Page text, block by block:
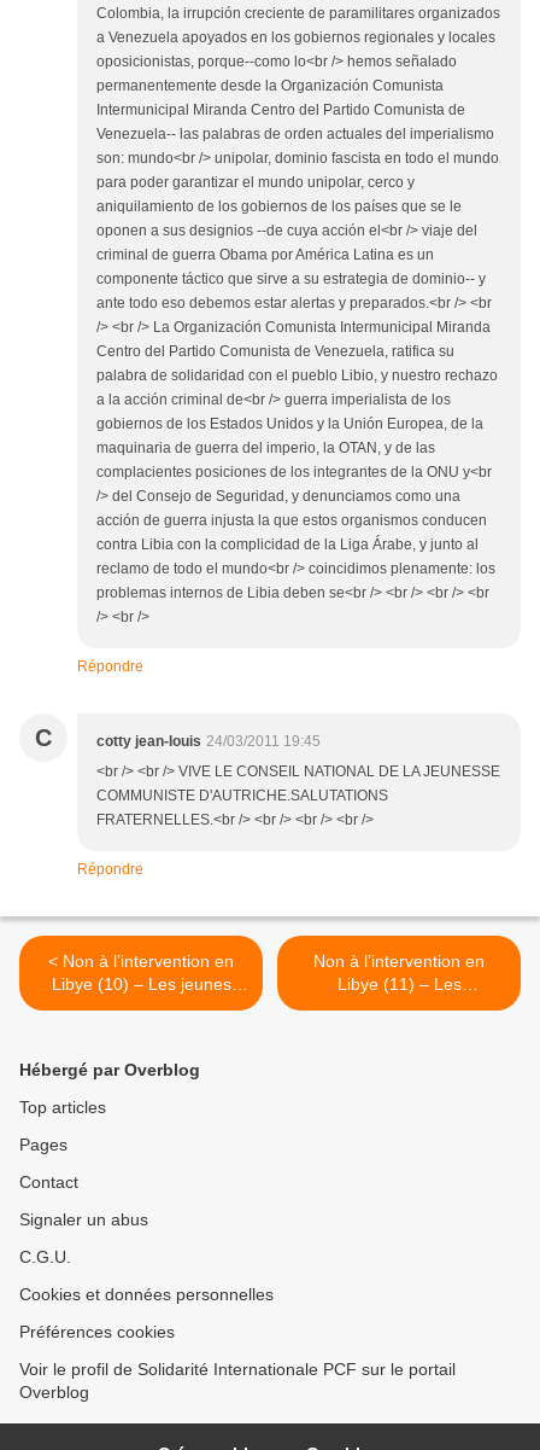
Colombia, la irrupción creciente de paramilitares organizados
a Venezuela apoyados en los gobiernos regionales y locales
oposicionistas, porque--como lo<br /> hemos señalado
permanentemente desde la Organización Comunista
Intermunicipal Miranda Centro del Partido Comunista de
Venezuela-- las palabras de orden actuales del imperialismo
son: mundo<br /> unipolar, dominio fascista en todo el mundo
para poder garantizar el mundo unipolar, cerco y
aniquilamiento de los gobiernos de los países que se le
oponen a sus designios --de cuya acción el<br /> viaje del
criminal de guerra Obama por América Latina es un
componente táctico que sirve a su estrategia de dominio-- y
ante todo eso debemos estar alertas y preparados.<br /> <br
/> <br /> La Organización Comunista Intermunicipal Miranda
Centro del Partido Comunista de Venezuela, ratifica su
palabra de solidaridad con el pueblo Libio, y nuestro rechazo
a la acción criminal de<br /> guerra imperialista de los
gobiernos de los Estados Unidos y la Unión Europea, de la
maquinaria de guerra del imperio, la OTAN, y de las
complacientes posiciones de los integrantes de la ONU y<br
/> del Consejo de Seguridad, y denunciamos como una
acción de guerra injusta la que estos organismos conducen
contra Libia con la complicidad de la Liga Árabe, y junto al
reclamo de todo el mundo<br /> coincidimos plenamente: los
problemas internos de Libia deben se<br /> <br /> <br /> <br
/> <br />
Répondre
C cotty jean-louis 24/03/2011 19:45
<br /> <br /> VIVE LE CONSEIL NATIONAL DE LA JEUNESSE
COMMUNISTE D'AUTRICHE.SALUTATIONS
FRATERNELLES.<br /> <br /> <br /> <br />
Répondre
< Non à l’intervention en
Libye (10) – Les jeunes
communistes italiens
impérialiste en Libye
Non à l’intervention en
Libye (11) – Les
communistes indiens
Hébergé par Overblog
Top articles
Pages
Contact
Signaler un abus
C.G.U.
Cookies et données personnelles
Préférences cookies
Voir le profil de Solidarité Internationale PCF sur le portail
Overblog